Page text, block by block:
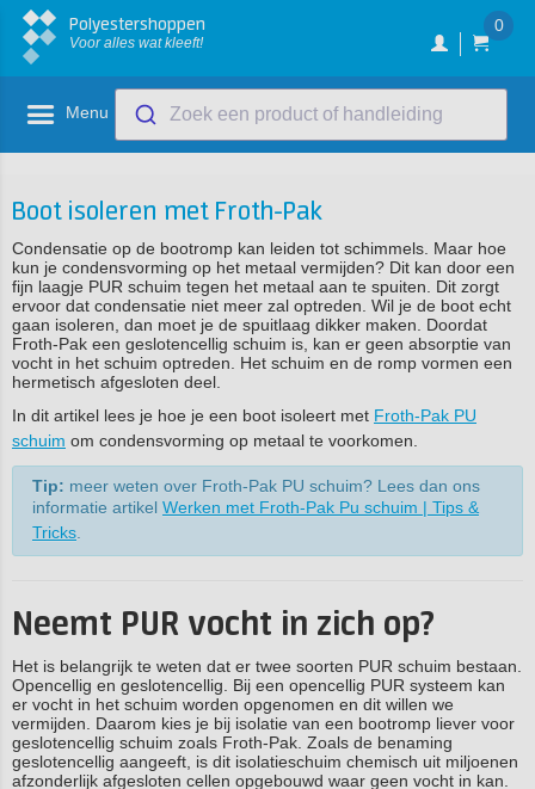
Polyestershoppen
Voor alles wat kleeft!
0
Menu Zoek een product of handleiding
Boot isoleren met Froth-Pak
Condensatie op de bootromp kan leiden tot schimmels. Maar hoe
kun je condensvorming op het metaal vermijden? Dit kan door een
fijn laagje PUR schuim tegen het metaal aan te spuiten. Dit zorgt
ervoor dat condensatie niet meer zal optreden. Wil je de boot echt
gaan isoleren, dan moet je de spuitlaag dikker maken. Doordat
Froth-Pak een geslotencellig schuim is, kan er geen absorptie van
vocht in het schuim optreden. Het schuim en de romp vormen een
hermetisch afgesloten deel.
In dit artikel lees je hoe je een boot isoleert met Froth-Pak PU
schuim om condensvorming op metaal te voorkomen.
Tip: meer weten over Froth-Pak PU schuim? Lees dan ons
informatie artikel Werken met Froth-Pak Pu schuim | Tips &
Tricks
Neemt PUR vocht in zich op?
Het is belangrijk te weten dat er twee soorten PUR schuim bestaan.
Opencellig en geslotencellig. Bij een opencellig PUR systeem kan
er vocht in het schuim worden opgenomen en dit willen we
vermijden. Daarom kies je bij isolatie van een bootromp liever voor
geslotencellig schuim zoals Froth-Pak. Zoals de benaming
geslotencellig aangeeft, is dit isolatieschuim chemisch uit miljoenen
afzonderlijk afgesloten cellen opgebouwd waar geen vocht in kan.